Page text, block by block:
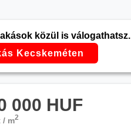
közül is válogathatsz.
Kecskeméten
000 HUF
/ m2